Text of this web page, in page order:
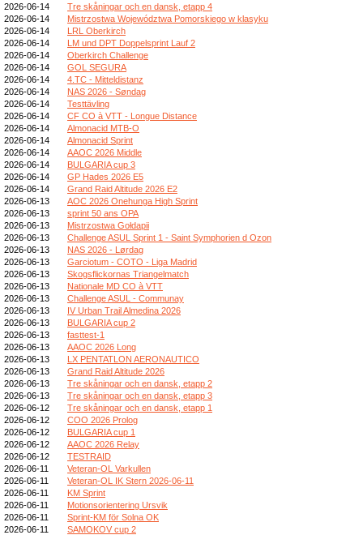
2026-06-14
Tre skåningar och en dansk, etapp 4
2026-06-14
Mistrzostwa Województwa Pomorskiego w klasyku
2026-06-14
LRL Oberkirch
2026-06-14
LM und DPT Doppelsprint Lauf 2
2026-06-14
Oberkirch Challenge
2026-06-14
GOL SEGURA
2026-06-14
4.TC - Mitteldistanz
2026-06-14
NAS 2026 - Søndag
2026-06-14
Testtävling
2026-06-14
CF CO à VTT - Longue Distance
2026-06-14
Almonacid MTB-O
2026-06-14
Almonacid Sprint
2026-06-14
AAOC 2026 Middle
2026-06-14
BULGARIA cup 3
2026-06-14
GP Hades 2026 E5
2026-06-14
Grand Raid Altitude 2026 E2
2026-06-13
AOC 2026 Onehunga High Sprint
2026-06-13
sprint 50 ans OPA
2026-06-13
Mistrzostwa Gołdapii
2026-06-13
Challenge ASUL Sprint 1 - Saint Symphorien d Ozon
2026-06-13
NAS 2026 - Lørdag
2026-06-13
Garciotum - COTO - Liga Madrid
2026-06-13
Skogsflickornas Triangelmatch
2026-06-13
Nationale MD CO à VTT
2026-06-13
Challenge ASUL - Communay
2026-06-13
IV Urban Trail Almedina 2026
2026-06-13
BULGARIA cup 2
2026-06-13
fasttest-1
2026-06-13
AAOC 2026 Long
2026-06-13
LX PENTATLON AERONAUTICO
2026-06-13
Grand Raid Altitude 2026
2026-06-13
Tre skåningar och en dansk, etapp 2
2026-06-13
Tre skåningar och en dansk, etapp 3
2026-06-12
Tre skåningar och en dansk, etapp 1
2026-06-12
COO 2026 Prolog
2026-06-12
BULGARIA cup 1
2026-06-12
AAOC 2026 Relay
2026-06-12
TESTRAID
2026-06-11
Veteran-OL Varkullen
2026-06-11
Veteran-OL IK Stern 2026-06-11
2026-06-11
KM Sprint
2026-06-11
Motionsorientering Ursvik
2026-06-11
Sprint-KM för Solna OK
2026-06-11
SAMOKOV cup 2